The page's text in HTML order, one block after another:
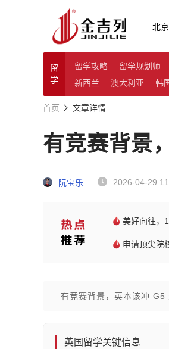
北京
留
学
留学攻略 留学规划师
新西兰
澳大利亚 韩
首页 文章详情
有竞赛背景
阮宝乐 2026-04-29
美好向往，
申请顶尖院
有竞赛背景，英本该冲 G5
英国留学关键信息